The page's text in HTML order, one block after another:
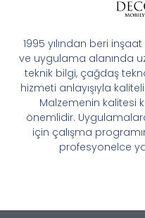
1995 yılından beri
ve uygulama alanında
teknik bilgi, çağdaş
hizmeti anlayışıyla
Malzemenin kalitesi
önemlidir.
için çalışma
profesyonelce